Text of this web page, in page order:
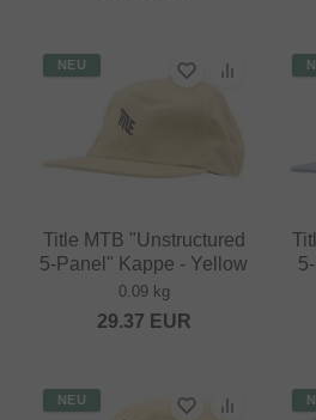
NEU
Title MTB "Unstructured
5-Panel" Kappe - Yellow
0.09 kg
29.37 EUR
NEU